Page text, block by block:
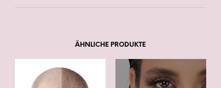
ÄHNLICHE PRODUKTE